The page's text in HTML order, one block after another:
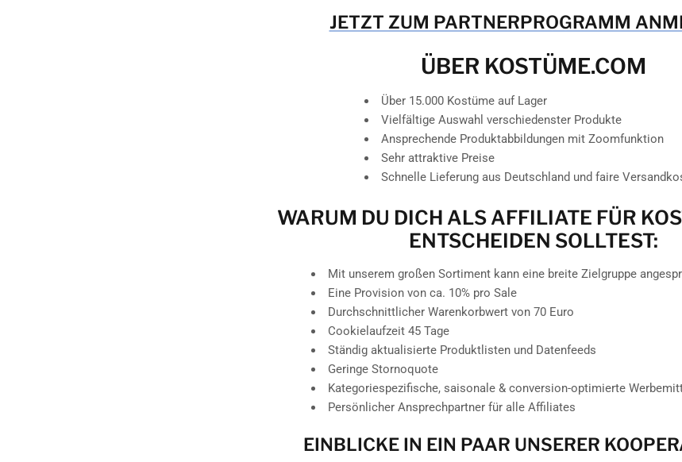
JETZT ZUM PARTNERPROGRAMM
ÜBER KOSTÜME.COM
Über 15.000 Kostüme auf Lager
Vielfältige Auswahl verschiedenster Produkte
Ansprechende Produktabbildungen mit Zoomfunktion
Sehr attraktive Preise
Schnelle Lieferung aus Deutschland und faire
WARUM DU DICH ALS AFFILIATE FÜR
ENTSCHEIDEN SOLLTEST:
Mit unserem großen Sortiment kann eine breite Zielgruppe
Eine Provision von ca. 10% pro Sale
Durchschnittlicher Warenkorbwert von 70 Euro
Cookielaufzeit 45 Tage
Ständig aktualisierte Produktlisten und Datenfeeds
Geringe Stornoquote
Kategoriespezifische, saisonale & conversion-optimierte
Persönlicher Ansprechpartner für alle Affiliates
EINBLICKE IN EIN PAAR UNSERER